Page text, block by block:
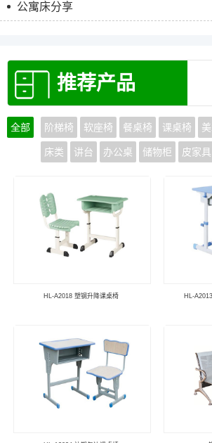
公寓床分享
推荐产品
全部 阶梯椅 软座椅 餐桌椅 课桌椅
床类 讲台 办公桌 储物柜 皮家具
HL-A2018 塑钢升降课桌椅 HL-